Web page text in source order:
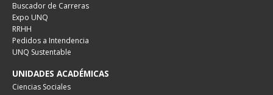
Buscador de Carreras
Expo UNQ
RRHH
Pedidos a Intendencia
UNQ Sustentable
UNIDADES ACADÉMICAS
Ciencias Sociales